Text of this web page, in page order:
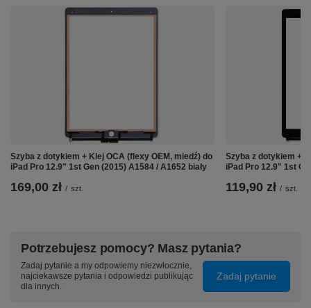
⚙️ Specyfikacja:
Oznaczenie producenta: GH82-17562A
Pojemność:4000mAh
Szyba z dotykiem + Klej OCA (flexy OEM, miedź) do
iPad Pro 12.9" 1st Gen (2015) A1584 / A1652 biały
169,00 zł / szt.
Szyba z dotykiem +
iPad Pro 12.9" 1st
119,90 zł / szt.
Potrzebujesz pomocy? Masz pytania?
Zadaj pytanie a my odpowiemy niezwłocznie,
najciekawsze pytania i odpowiedzi publikując
dla innych.
Zadaj pytanie